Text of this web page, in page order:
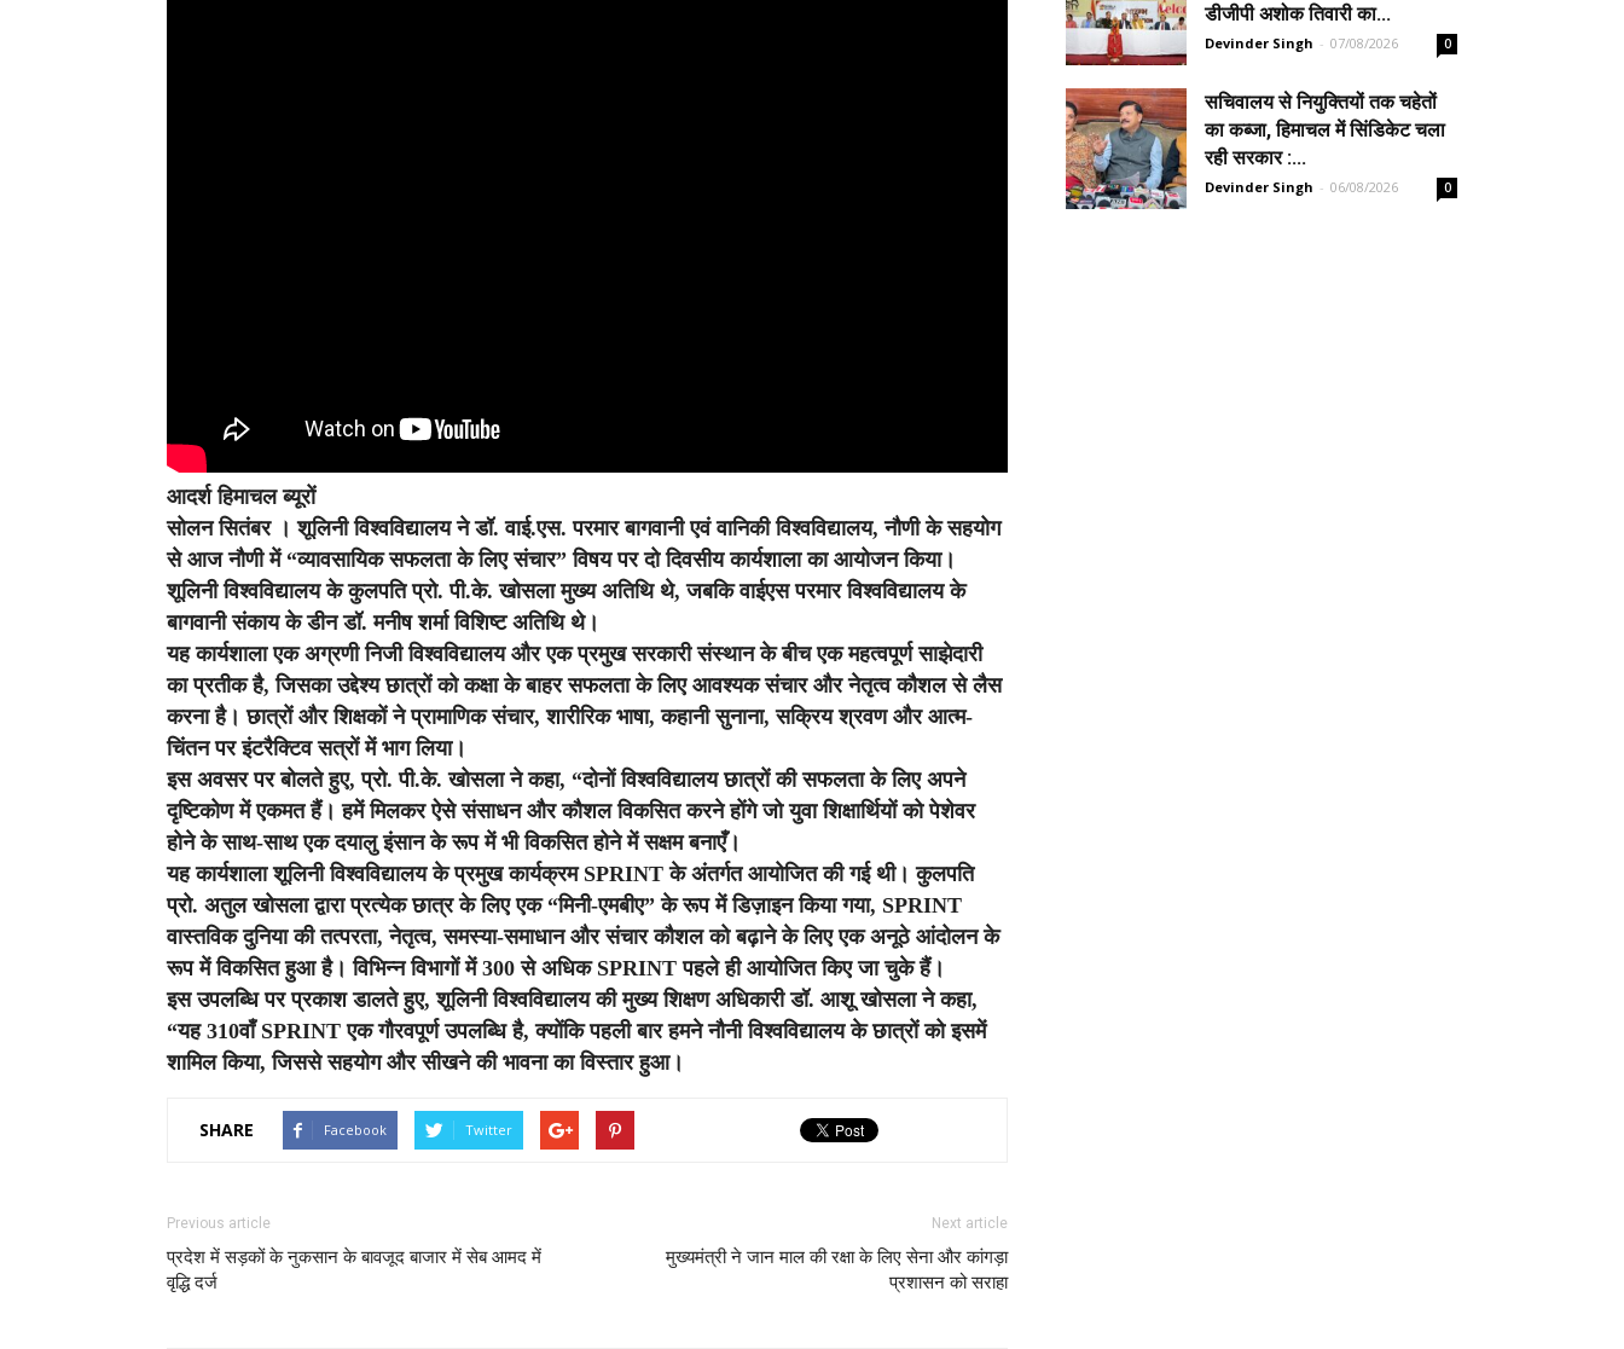
आदर्श हिमाचल ब्यूरों
सोलन सितंबर । शूलिनी विश्वविद्यालय ने डॉ. वाई.एस. परमार बागवानी एवं वानिकी विश्वविद्यालय, नौणी के सहयोग
से आज नौणी में “व्यावसायिक सफलता के लिए संचार” विषय पर दो दिवसीय कार्यशाला का आयोजन किया।
शूलिनी विश्वविद्यालय के कुलपति प्रो. पी.के. खोसला मुख्य अतिथि थे, जबकि वाईएस परमार विश्वविद्यालय के
बागवानी संकाय के डीन डॉ. मनीष शर्मा विशिष्ट अतिथि थे।
यह कार्यशाला एक अग्रणी निजी विश्वविद्यालय और एक प्रमुख सरकारी संस्थान के बीच एक महत्वपूर्ण साझेदारी
का प्रतीक है, जिसका उद्देश्य छात्रों को कक्षा के बाहर सफलता के लिए आवश्यक संचार और नेतृत्व कौशल से लैस
करना है। छात्रों और शिक्षकों ने प्रामाणिक संचार, शारीरिक भाषा, कहानी सुनाना, सक्रिय श्रवण और आत्म-
चिंतन पर इंटरैक्टिव सत्रों में भाग लिया।
इस अवसर पर बोलते हुए, प्रो. पी.के. खोसला ने कहा, “दोनों विश्वविद्यालय छात्रों की सफलता के लिए अपने
दृष्टिकोण में एकमत हैं। हमें मिलकर ऐसे संसाधन और कौशल विकसित करने होंगे जो युवा शिक्षार्थियों को पेशेवर
होने के साथ-साथ एक दयालु इंसान के रूप में भी विकसित होने में सक्षम बनाएँ।
यह कार्यशाला शूलिनी विश्वविद्यालय के प्रमुख कार्यक्रम SPRINT के अंतर्गत आयोजित की गई थी। कुलपति
प्रो. अतुल खोसला द्वारा प्रत्येक छात्र के लिए एक “मिनी-एमबीए” के रूप में डिज़ाइन किया गया, SPRINT
वास्तविक दुनिया की तत्परता, नेतृत्व, समस्या-समाधान और संचार कौशल को बढ़ाने के लिए एक अनूठे आंदोलन के
रूप में विकसित हुआ है। विभिन्न विभागों में 300 से अधिक SPRINT पहले ही आयोजित किए जा चुके हैं।
इस उपलब्धि पर प्रकाश डालते हुए, शूलिनी विश्वविद्यालय की मुख्य शिक्षण अधिकारी डॉ. आशू खोसला ने कहा,
“यह 310वाँ SPRINT एक गौरवपूर्ण उपलब्धि है, क्योंकि पहली बार हमने नौनी विश्वविद्यालय के छात्रों को इसमें
शामिल किया, जिससे सहयोग और सीखने की भावना का विस्तार हुआ।
SHARE Facebook Twitter
Previous article
प्रदेश में सड़कों के नुकसान के बावजूद बाजार में सेब आमद में
वृद्धि दर्ज
Next article
मुख्यमंत्री ने जान माल की रक्षा के लिए सेना और कांगड़ा
प्रशासन को सराहा
डीजीपी अशोक तिवारी का...
Devinder Singh - 07/08/2026 0
सचिवालय से नियुक्तियों तक चहेतों
का कब्जा, हिमाचल में सिंडिकेट चला
रही सरकार :...
Devinder Singh - 06/08/2026 0